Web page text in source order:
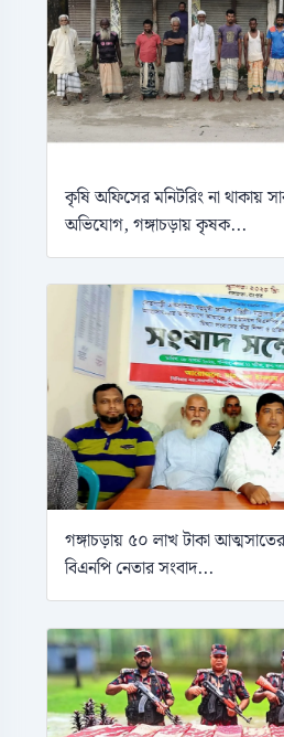
কৃষি অফিসের মনিটরিং না থাকায়
অভিযোগ, গঙ্গাচড়ায় কৃষক...
গঙ্গাচড়ায় ৫০ লাখ টাকা
বিএনপি নেতার সংবাদ...